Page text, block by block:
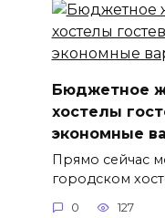
Бюджетное
хостелы
экономные
Прямо сейчас
городском
0 127